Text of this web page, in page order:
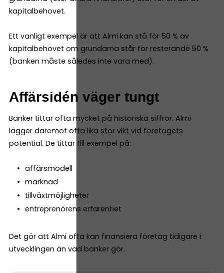
kapitalbehovet.
Ett vanligt exempel är att Almi kan stå för 50 % av
kapitalbehovet om grundarna står för resterande 50 %
(banken måste således inte vara med).
Affärsidén väger tungt
Banker tittar ofta mycket på historiska siffror. Almi
lägger däremot ofta lika stor vikt vid företagets
potential. De tittar till exempel på:
affärsmodell
marknad
tillväxtmöjligheter
entreprenörens erfarenhet
Det gör att Almi ofta kan finansiera företag tidigare i
utvecklingen än vad banker gör.